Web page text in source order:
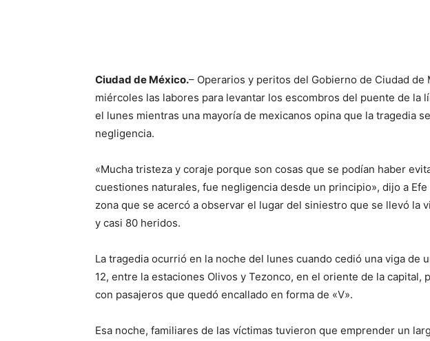
Ciudad de México.– Operarios y peritos del Gobierno de Ciudad
miércoles las labores para levantar los escombros del puente de la
el lunes mientras una mayoría de mexicanos opina que la tragedia
negligencia.
«Mucha tristeza y coraje porque son cosas que se podían haber
cuestiones naturales, fue negligencia desde un principio», dijo a Efe
zona que se acercó a observar el lugar del siniestro que se llevó la
y casi 80 heridos.
La tragedia ocurrió en la noche del lunes cuando cedió una viga de
12, entre la estaciones Olivos y Tezonco, en el oriente de la capital,
con pasajeros que quedó encallado en forma de «V».
Esa noche, familiares de las víctimas tuvieron que emprender un